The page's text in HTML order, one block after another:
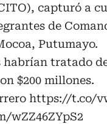
), capturó a
de
Putumayo.
habrían tratado
$200 millones.
https://t.co/
wZZ46ZYpS2